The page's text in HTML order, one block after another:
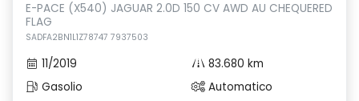
E-PACE (X540) JAGUAR 2.0D 150 CV AWD AU CHEQUERED
FLAG
SADFA2BN1L1Z78747 7937503
11/2019
83.680 km
Gasolio
Automatico